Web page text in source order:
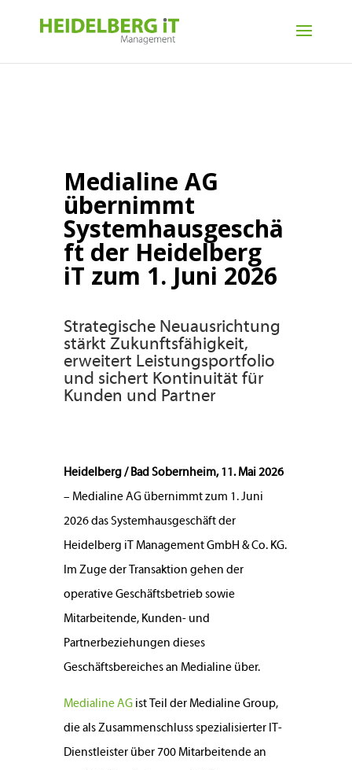
Medialine AG
übernimmt
Systemhausgeschä
ft der Heidelberg
iT zum 1. Juni 2026
Strategische Neuausrichtung
stärkt Zukunftsfähigkeit,
erweitert Leistungsportfolio
und sichert Kontinuität für
Kunden und Partner
Heidelberg / Bad Sobernheim, 11. Mai 2026
– Medialine AG übernimmt zum 1. Juni
2026 das Systemhausgeschäft der
Heidelberg iT Management GmbH & Co. KG.
Im Zuge der Transaktion gehen der
operative Geschäftsbetrieb sowie
Mitarbeitende, Kunden- und
Partnerbeziehungen dieses
Geschäftsbereiches an Medialine über.
Medialine AGist Teil der Medialine Group,
die als Zusammenschluss spezialisierter IT-
Dienstleister über 700 Mitarbeitende an